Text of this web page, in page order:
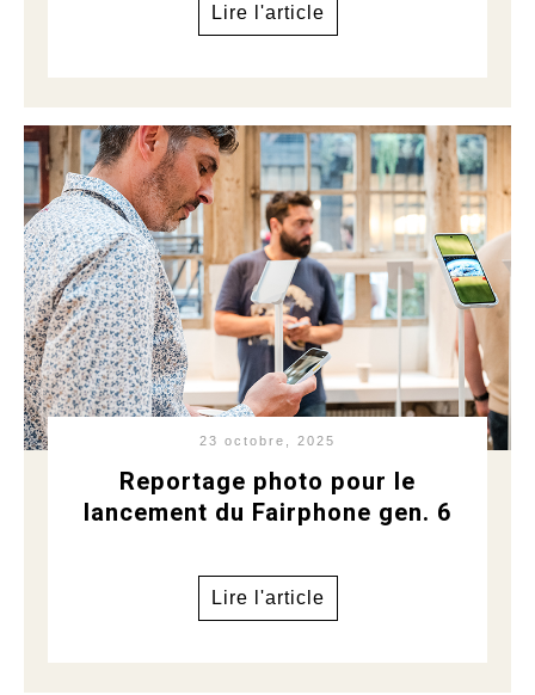
Lire l'article
23 octobre, 2025
Reportage photo pour le
lancement du Fairphone gen. 6
Lire l'article